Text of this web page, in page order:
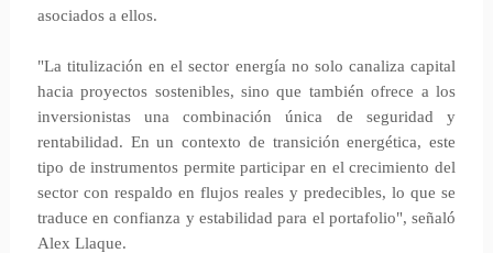
asociados a ellos.
"La titulización en el sector energía no solo canaliza capital
hacia proyectos sostenibles, sino que también ofrece a los
inversionistas una combinación única de seguridad y
rentabilidad. En un contexto de transición energética, este
tipo de instrumentos permite participar en el crecimiento del
sector con respaldo en flujos reales y predecibles, lo que se
traduce en confianza y estabilidad para el portafolio", señaló
Alex Llaque.